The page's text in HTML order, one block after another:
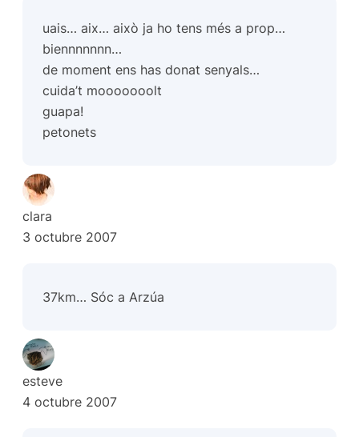
uais… aix… això ja ho tens més a prop…
biennnnnnn…
de moment ens has donat senyals…
cuida’t mooooooolt
guapa!
petonets
clara
3 octubre 2007
37km… Sóc a Arzúa
esteve
4 octubre 2007